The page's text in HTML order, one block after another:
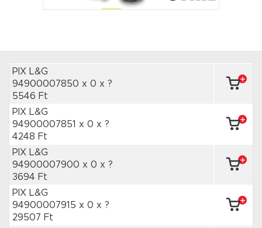
PIX L&G
94900007850 x 0 x ?
5546 Ft
PIX L&G
94900007851 x 0 x ?
4248 Ft
PIX L&G
94900007900 x 0 x ?
3694 Ft
PIX L&G
94900007915 x 0 x ?
29507 Ft